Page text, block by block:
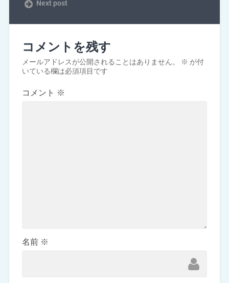
Next post
コメントを残す
メールアドレスが公開されることはありません。 ※ が付
いている欄は必須項目です
コメント ※
名前 ※